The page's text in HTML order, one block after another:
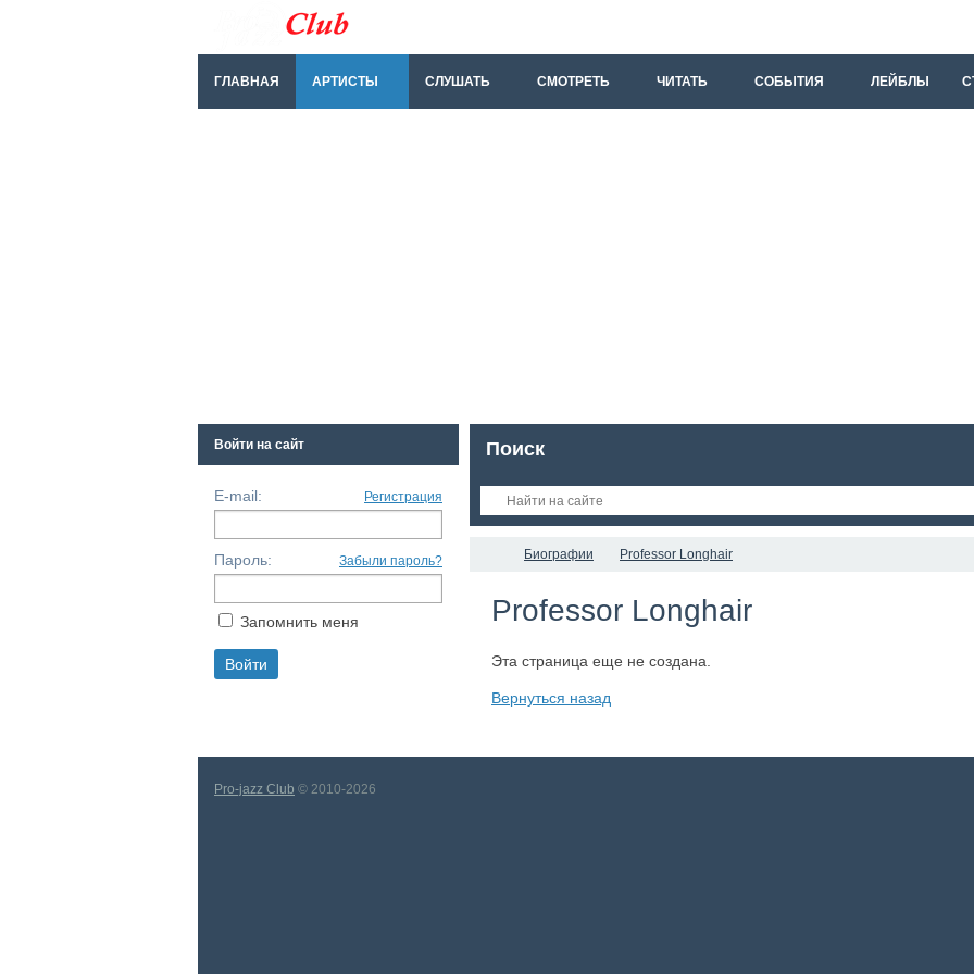
ГЛАВНАЯ АРТИСТЫ СЛУШАТЬ СМОТРЕТЬ ЧИТАТЬ СОБЫТИЯ ЛЕЙБЛЫ
Поиск
Биографии Professor Longhair
Professor Longhair
Эта страница еще не создана.
Вернуться назад
Войти на сайт
E-mail: Регистрация
Пароль: Забыли пароль?
Запомнить меня
Pro-jazz Club © 2010-2026